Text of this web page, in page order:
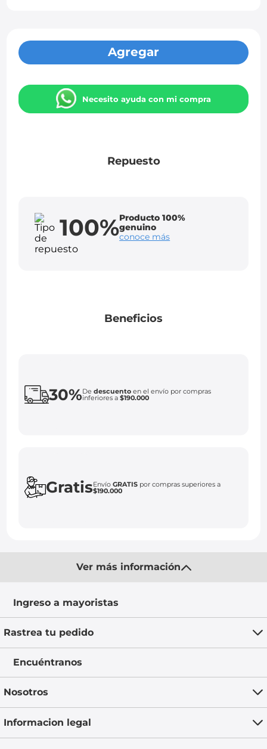
Agregar
Necesito ayuda con mi compra
Repuesto
100%Producto 100%
genuino
conoce más
Beneficios
30%Dedescuento en el envío por compras
inferiores a$190.000
GratisEnvíoGRATIS por compras superiores a
$190.000
Ver más información
Ingreso a mayoristas
Rastrea tu pedido
Encuéntranos
Nosotros
Informacion legal